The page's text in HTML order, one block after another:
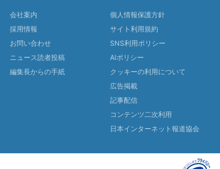
会社案内
採用情報
お問い合わせ
ニュース読者投稿
編集長からの手紙
個人情報保護方針
サイト利用規約
SNS利用ポリシー
AIポリシー
クッキーの利用について
広告掲載
記事配信
コンテンツ二次利用
日本インターネット報道協会